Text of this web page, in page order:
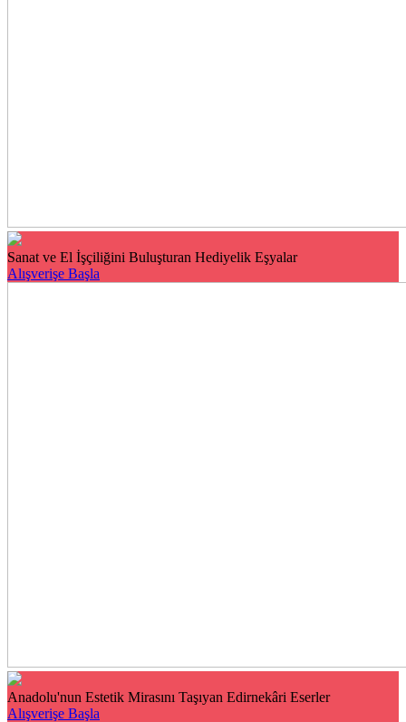
Sanat ve El İşçiliğini Buluşturan Hediyelik Eşyalar
Alışverişe Başla
Anadolu'nun Estetik Mirasını Taşıyan Edirnekâri Eserler
Alışverişe Başla